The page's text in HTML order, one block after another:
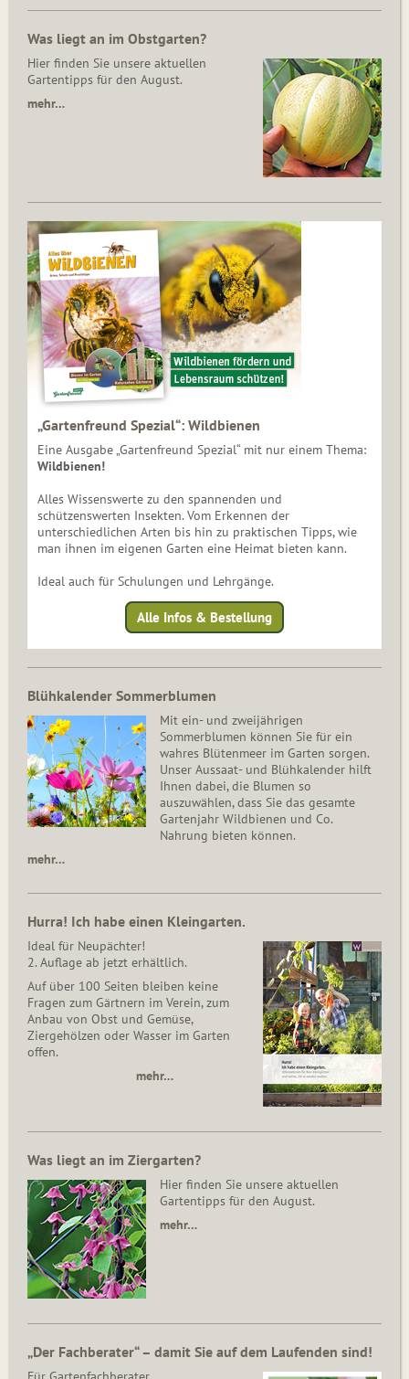
Was liegt an im Obstgarten?
Hier finden Sie unsere aktuellen
Gartentipps für den August.
mehr…
„Gartenfreund Spezial“: Wildbienen
Eine Ausgabe „Gartenfreund Spezial“ mit nur einem Thema:
Wildbienen!
Alles Wissenswerte zu den spannenden und
schützenswerten Insekten. Vom Erkennen der
unterschiedlichen Arten bis hin zu praktischen Tipps, wie
man ihnen im eigenen Garten eine Heimat bieten kann.
Ideal auch für Schulungen und Lehrgänge.
Alle Infos & Bestellung
Blühkalender Sommerblumen
Mit ein- und zweijährigen
Sommerblumen können Sie für ein
wahres Blütenmeer im Garten sorgen.
Unser Aussaat- und Blühkalender hilft
Ihnen dabei, die Blumen so
auszuwählen, dass Sie das gesamte
Gartenjahr Wildbienen und Co.
Nahrung bieten können.
mehr…
Hurra! Ich habe einen Kleingarten.
Ideal für Neupächter!
2. Auflage ab jetzt erhältlich.
Auf über 100 Seiten bleiben keine
Fragen zum Gärtnern im Verein, zum
Anbau von Obst und Gemüse,
Ziergehölzen oder Wasser im Garten
offen.
mehr…
Was liegt an im Ziergarten?
Hier finden Sie unsere aktuellen
Gartentipps für den August.
mehr…
„Der Fachberater“ – damit Sie auf dem Laufenden sind!